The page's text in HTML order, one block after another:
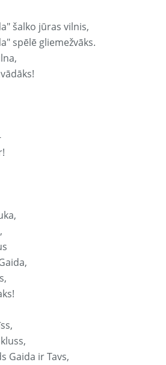
šalko jūras vilnis,
spēlē gliemežvāks.
Gaida ir Tavs,